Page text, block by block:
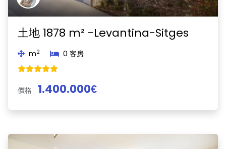
土地 1878 m² -Levantina-Sitges
m2 0 客房
價格 1.400.000€